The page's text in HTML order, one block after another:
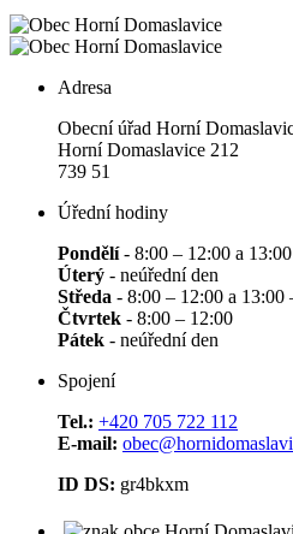
Adresa
Obecní úřad Horní
Horní Domaslavice 212
739 51
Úřední hodiny
Pondělí- 8:00 – 12:00 a
Úterý - neúřední den
Středa - 8:00 – 12:00 a 13:00
Čtvrtek - 8:00 – 12:00
Pátek - neúřední den
Spojení
Tel.: +420 705 722 112
E-mail:
ID DS: gr4bkxm